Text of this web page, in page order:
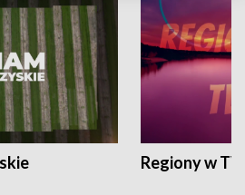
Regiony w